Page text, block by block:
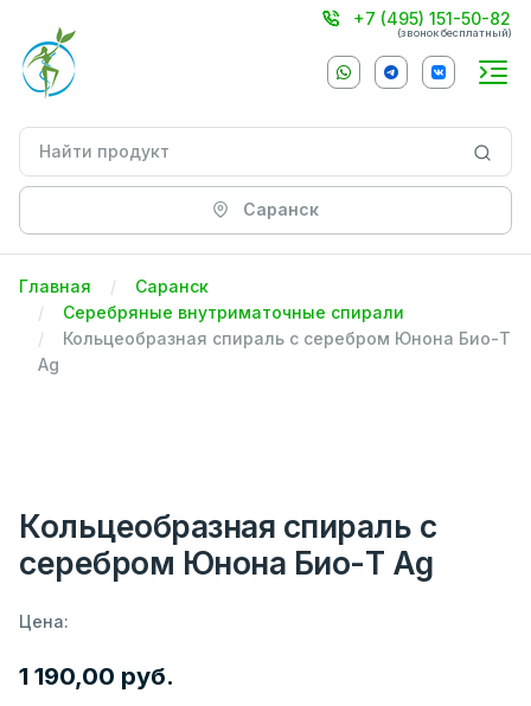
+7 (495) 151-50-82
(звонок бесплатный)
Саранск
Главная
Саранск
Серебряные внутриматочные спирали
Кольцеобразная спираль с серебром Юнона Био-Т
Ag
Кольцеобразная спираль с
серебром Юнона Био-Т Ag
Цена:
1 190,00 руб.